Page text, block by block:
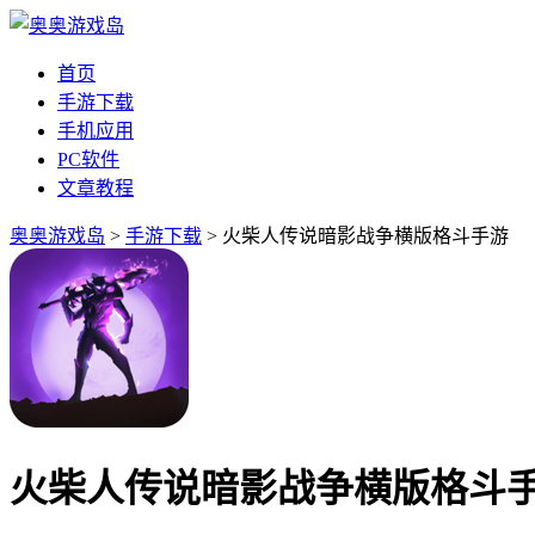
首页
手游下载
手机应用
PC软件
文章教程
奥奥游戏岛 > 手游下载 > 火柴人传说暗影战争横版格斗手游
火柴人传说暗影战争横版格斗